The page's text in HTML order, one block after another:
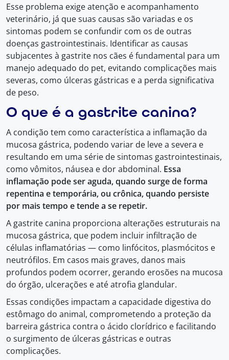
Esse problema exige atenção e acompanhamento
veterinário, já que suas causas são variadas e os
sintomas podem se confundir com os de outras
doenças gastrointestinais. Identificar as causas
subjacentes à gastrite nos cães é fundamental para um
manejo adequado do pet, evitando complicações mais
severas, como úlceras gástricas e a perda significativa
de peso.
O que é a gastrite canina?
A condição tem como característica a inflamação da
mucosa gástrica, podendo variar de leve a severa e
resultando em uma série de sintomas gastrointestinais,
como vômitos, náusea e dor abdominal. Essa
inflamação pode ser aguda, quando surge de forma
repentina e temporária, ou crônica, quando persiste
por mais tempo e tende a se repetir.
A gastrite canina proporciona alterações estruturais na
mucosa gástrica, que podem incluir infiltração de
células inflamatórias — como linfócitos, plasmócitos e
neutrófilos. Em casos mais graves, danos mais
profundos podem ocorrer, gerando erosões na mucosa
do órgão, ulcerações e até atrofia glandular.
Essas condições impactam a capacidade digestiva do
estômago do animal, comprometendo a proteção da
barreira gástrica contra o ácido clorídrico e facilitando
o surgimento de úlceras gástricas e outras
complicações.